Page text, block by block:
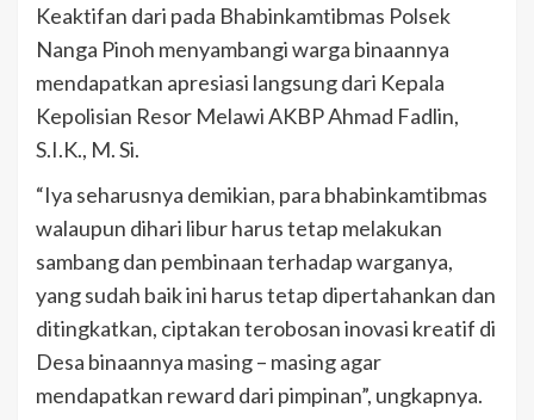
Keaktifan dari pada Bhabinkamtibmas Polsek
Nanga Pinoh menyambangi warga binaannya
mendapatkan apresiasi langsung dari Kepala
Kepolisian Resor Melawi AKBP Ahmad Fadlin,
S.I.K., M. Si.
“Iya seharusnya demikian, para bhabinkamtibmas
walaupun dihari libur harus tetap melakukan
sambang dan pembinaan terhadap warganya,
yang sudah baik ini harus tetap dipertahankan dan
ditingkatkan, ciptakan terobosan inovasi kreatif di
Desa binaannya masing – masing agar
mendapatkan reward dari pimpinan”, ungkapnya.